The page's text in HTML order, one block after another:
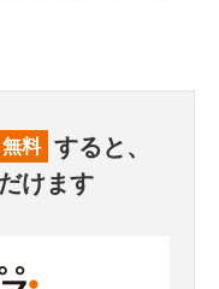
無料 すると、
けます